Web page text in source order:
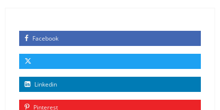
Facebook
Linkedin
Pinterest